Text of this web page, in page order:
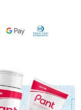
Google PayDiners Club